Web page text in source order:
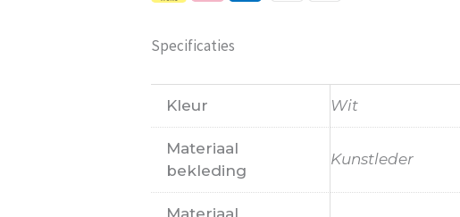
Probeer het nog sneller te laten bezorgen Nu
moeten wachten En pakketdienst DHL moet
Eric- Zwijndrecht -21 januari 2026
Specificaties
Kleur Wit
Materiaal
bekleding
Kunstleder
Materiaal